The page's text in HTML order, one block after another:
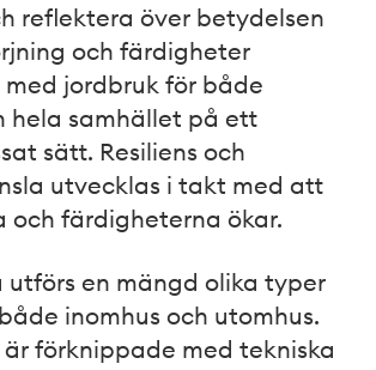
reflektera över betydelsen
och färdigheter
jordbruk för både
hela samhället på ett
sätt. Resiliens och
utvecklas i takt med att
och färdigheterna ökar.
utförs en mängd olika typer
inomhus och utomhus.
förknippade med tekniska